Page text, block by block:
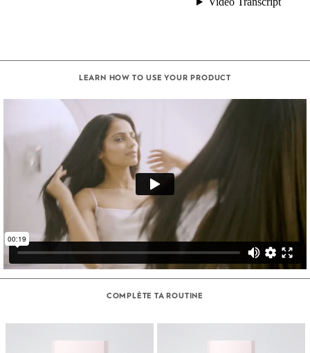
LEARN HOW TO USE YOUR PRODUCT
COMPLÈTE TA ROUTINE